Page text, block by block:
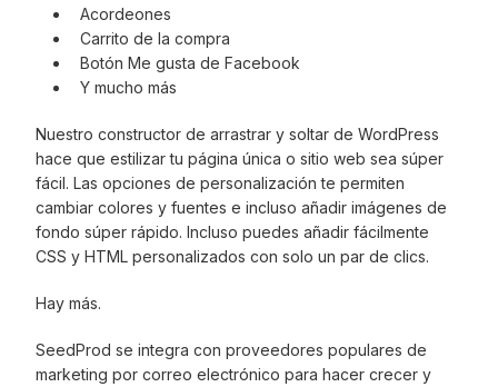
Acordeones
Carrito de la compra
Botón Me gusta de Facebook
Y mucho más
Nuestro constructor de arrastrar y soltar de WordPress
hace que estilizar tu página única o sitio web sea súper
fácil. Las opciones de personalización te permiten
cambiar colores y fuentes e incluso añadir imágenes de
fondo súper rápido. Incluso puedes añadir fácilmente
CSS y HTML personalizados con solo un par de clics.
Hay más.
SeedProd se integra con proveedores populares de
marketing por correo electrónico para hacer crecer y